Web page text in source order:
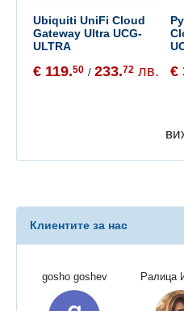
Ubiquiti UniFi Cloud
Gateway Ultra UCG-
ULTRA
€ 119.50 / 233.72 лв. €
Клиентите за нас
gosho goshev Ралица